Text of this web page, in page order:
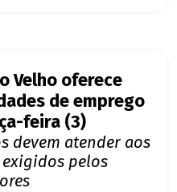
Velho oferece
de emprego
feira (3)
devem atender aos
pelos